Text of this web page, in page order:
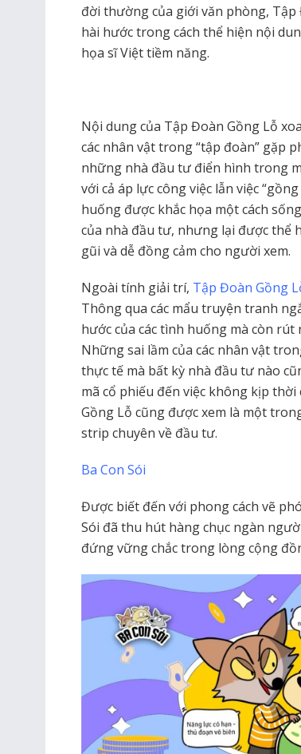
đời thường của giới văn phòng,
hài hước trong cách thể hiện nội
họa sĩ Việt tiềm năng.
Nội dung của Tập Đoàn Gồng Lỗ
các nhân vật trong “tập đoàn” gặp
những nhà đầu tư điển hình trong
với cả áp lực công việc lẫn việc
huống được khắc họa một cách
của nhà đầu tư, nhưng lại được thể
gũi và dễ đồng cảm cho người xem.
Ngoài tính giải trí, Tập Đoàn Gồng
Thông qua các mẩu truyện tranh
hước của các tình huống mà còn
Những sai lầm của các nhân vật
thực tế mà bất kỳ nhà đầu tư nào
mã cổ phiếu đến việc không kịp
Gồng Lỗ cũng được xem là một
strip chuyên về đầu tư.
Ba Con Sói
Được biết đến với phong cách vẽ
Sói đã thu hút hàng chục ngàn
đứng vững chắc trong lòng cộng